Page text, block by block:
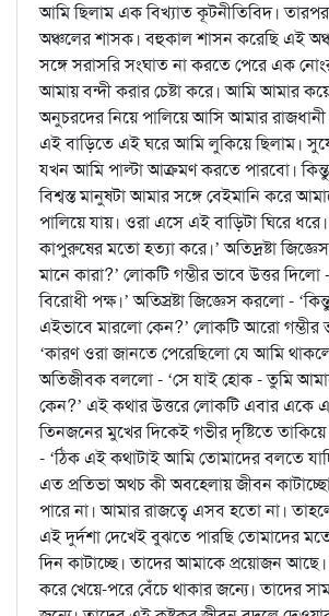
আমি ছিলাম এক বিখ্যাত কূটনীতিবিদ।
অঞ্চলের শাসক। বহুকাল শাসন করেছি এই
সঙ্গে সরাসরি সংঘাত না করতে পেরে এক
আমায় বন্দী করার চেষ্টা করে। আমি আমার
অনুচরদের নিয়ে পালিয়ে আসি আমার রাজধানী
এই বাড়িতে এই ঘরে আমি লুকিয়ে ছিলাম।
যখন আমি পাল্টা আক্রমণ করতে পারবো।
বিশ্বস্ত মানুষটা আমার সঙ্গে বেইমানি করে
পালিয়ে যায়। ওরা এসে এই বাড়িটা ঘিরে
কাপুরুষের মতো হত্যা করে।’ অতিদ্রষ্টা
মানে কারা?’ লোকটি গম্ভীর ভাবে উত্তর
বিরোধী পক্ষ।’ অতিস্রষ্টা জিজ্ঞেস করলো -
এইভাবে মারলো কেন?’ লোকটি আরো গম্ভীর
‘কারণ ওরা জানতে পেরেছিলো যে আমি
অতিজীবক বললো - ‘সে যাই হোক - তুমি
কেন?’ এই কথার উত্তরে লোকটি এবার একে
তিনজনের মুখের দিকেই গভীর দৃষ্টিতে
- ‘ঠিক এই কথাটাই আমি তোমাদের বলতে
এত প্রতিভা অথচ কী অবহেলায় জীবন
পারে না। আমার রাজত্বে এসব হতো না।
এই দুর্দশা দেখেই বুঝতে পারছি তোমাদের
দিন কাটাচ্ছে। তাদের আমাকে প্রয়োজন
করে খেয়ে-পরে বেঁচে থাকার জন্যে। তাদের